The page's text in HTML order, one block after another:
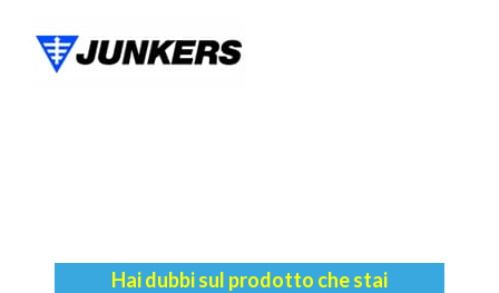
Hai dubbi sul prodotto che stai